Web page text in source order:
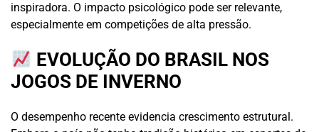
inspiradora. O impacto psicológico pode ser relevante,
especialmente em competições de alta pressão.
EVOLUÇÃO DO BRASIL NOS
JOGOS DE INVERNO
O desempenho recente evidencia crescimento estrutural.